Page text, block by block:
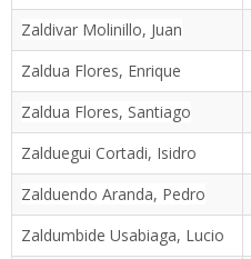
Zaldivar Molinillo, Juan
Zaldua Flores, Enrique
Zaldua Flores, Santiago
Zalduegui Cortadi, Isidro
Zalduendo Aranda, Pedro
Zaldumbide Usabiaga, Lucio